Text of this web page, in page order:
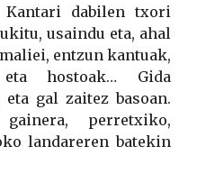
Kantari dabilen txori
usaindu eta, ahal
entzun kantuak,
hostoak… Gida
gal zaitez basoan.
perretxiko,
landareren batekin